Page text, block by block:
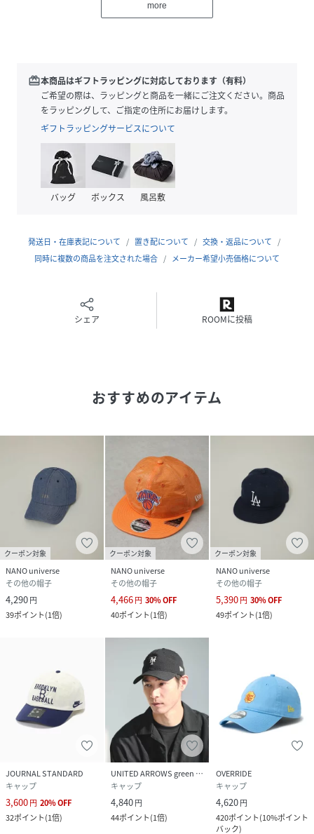
■デザイン
・ニューヨークメッツのチームロゴを刺繍
・バイカラーデザインがアクセントに
・フロント部分に芯がなく柔らかな被り心地が特徴の
9TWENTYのシルエット
・後ろのアジャスターでサイズ調整が可能
■素材
・シワになりにくく、毛羽も出にくいソフトな生地感が特徴
・手洗いに対応したウォッシャブル素材
・バイカラーでアクセントの効いたアイボリー
NEW ERA(R)（ニューエラ）
1920年に創業したニューエラは、MLB(メジャーリーグ・ベ
ースボール)唯一の公式選手用キャップのオフィシャルサプラ
イヤー。 公式採用されているスタンダードタイプ
59FIFTY(R)を筆頭にあらゆるプロダクトを世へ送り続けてい
ます。
■取扱方法
皮膚に異常が発生した時は、すぐに着用をおやめください。
蛍光剤及び漂白剤入りの洗剤の使用と、もみ洗いを避け、短
動乾燥機（タンブラー）のご使用はおやめください。色落ち
する場合がありますので、他の物と分けて洗ってください。
生地の性質上、水洗いで多少のしわ、縮みがあります。洗濯
後は、形を整えて陰干しをしてください。水や汗で濡れたま
ま、他の物と重ね合わせたり、放置したりしないようにして
ください。また長時間水に漬けないでください。こすった
り、先の尖ったもので引っかいたりしないでください。ピリ
ング（毛玉）の原因になります。保管する際は、できるだけ
湿気の少ない状態で保管し、定期的に風通しの良いところで
陰干しを行ってください。ヒモやベルト等の、巻き込みや引
っ掛かりに十分にご注意ください。
more
redeem本商品はギフトラッピングに対応しております（有料）
ご希望の際は、ラッピングと商品を一緒にご注文ください。商品
をラッピングして、ご指定の住所にお届けします。
ギフトラッピングサービスについて
バッグ ボックス 風呂敷
発送日・在庫表記について 置き配について
交換・返品について
同時に複数の商品を注文された場合
メーカー希望小売価格について
シェア ROOMに投稿
おすすめのアイテム
クーポン対象
NANO universe
その他の帽子
4,290円
39ポイント(1倍)
クーポン対象
NANO universe
その他の帽子
4,466円 30%OFF
40ポイント(1倍)
クーポン対象
NANO universe
その他の帽子
5,390円 30%OFF
49ポイント(1倍)
JOURNAL STANDARD
キャップ
3,600円 20%OFF
32ポイント(1倍)
UNITED ARROWS green label relaxing
キャップ
4,840円
44ポイント(1倍)
OVERRIDE
キャップ
4,620円
420ポイント(10%ポイント
バック)